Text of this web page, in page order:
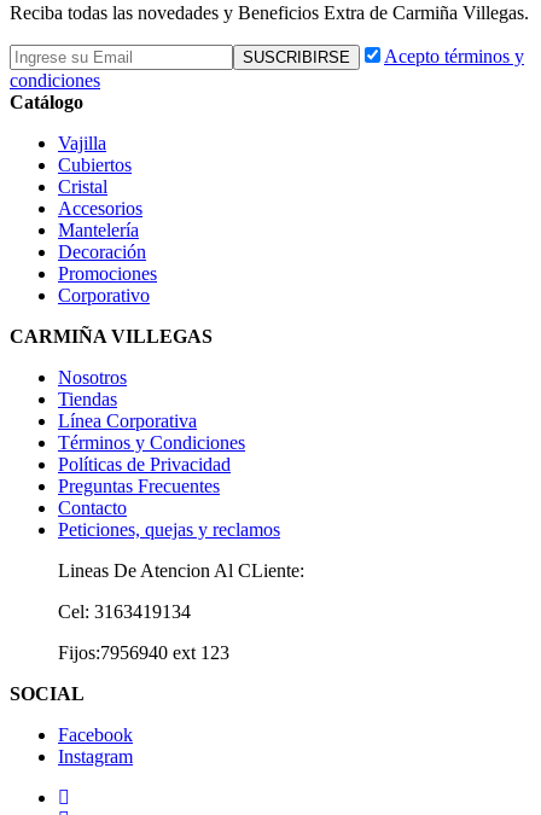
Reciba todas las novedades y Beneficios Extra de Carmiña Villegas.
Acepto términos y
condiciones
Catálogo
Vajilla
Cubiertos
Cristal
Accesorios
Mantelería
Decoración
Promociones
Corporativo
CARMIÑA VILLEGAS
Nosotros
Tiendas
Línea Corporativa
Términos y Condiciones
Políticas de Privacidad
Preguntas Frecuentes
Contacto
Peticiones, quejas y reclamos
Lineas De Atencion Al CLiente:
Cel: 3163419134
Fijos:7956940 ext 123
SOCIAL
Facebook
Instagram